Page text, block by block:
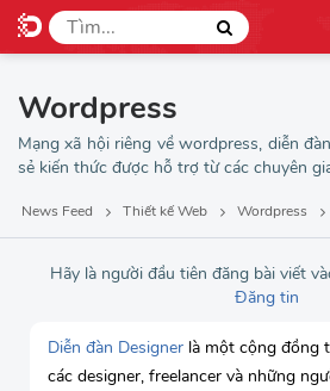
Wordpress
Mạng xã hội riêng về wordpress, diễn
sẻ kiến thức được hỗ trợ từ các chuyên
News Feed Thiết kế Web Wordpress
Hãy là người đầu tiên đăng bài viết
Đăng tin
Diễn đàn Designer là một cộng đồng
các designer, freelancer và những